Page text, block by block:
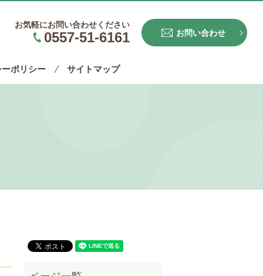
お気軽にお問い合わせください
0557-51-6161 お問い合わせ
ポリシー サイトマップ